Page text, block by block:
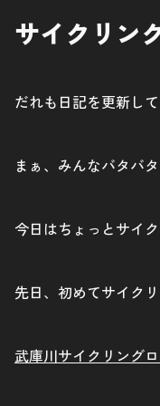
サイクリン
だれも日記を更新して
まぁ、みんなバタバ
今日はちょっとサイ
先日、初めてサイク
武庫川サイクリング